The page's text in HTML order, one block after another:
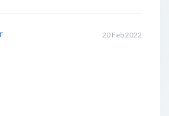
20 Feb 2022